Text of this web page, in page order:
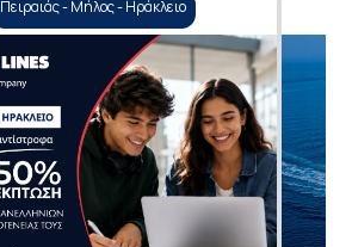
Πειραιάς - Μήλος - Ηράκλειο